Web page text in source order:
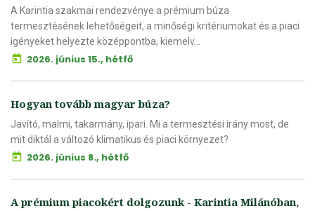
A Karintia szakmai rendezvénye a prémium búza
termesztésének lehetőségeit, a minőségi kritériumokat és a piaci
igényeket helyezte középpontba, kiemelv...
2026. június 15., hétfő
Hogyan tovább magyar búza?
Javító, malmi, takarmány, ipari. Mi a termesztési irány most, de
mit diktál a változó klimatikus és piaci környezet?
2026. június 8., hétfő
A prémium piacokért dolgozunk - Karintia Milánóban,